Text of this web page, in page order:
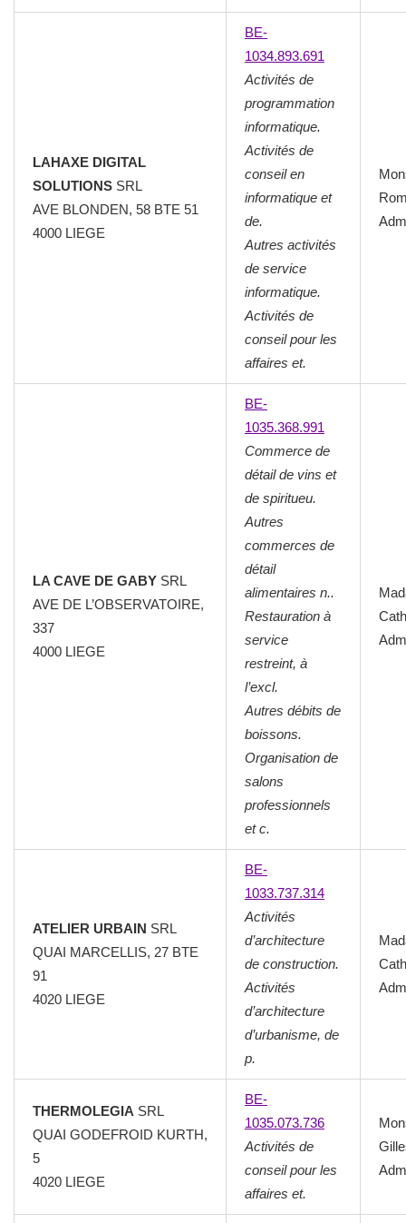
LAHAXE DIGITAL
SOLUTIONS SRL
AVE BLONDEN, 58 BTE 51
4000 LIEGE
BE-
1034.893.691
Activités de
programmation
informatique.
Activités de
conseil en
informatique et
de.
Autres activités
de service
informatique.
Activités de
conseil pour les
affaires et.
LA CAVE DE GABY SRL
AVE DE L’OBSERVATOIRE,
337
4000 LIEGE
BE-
1035.368.991
Commerce de
détail de vins et
de spiritueu.
Autres
commerces de
détail
alimentaires n..
Restauration à
service
restreint, à
l’excl.
Autres débits de
boissons.
Organisation de
salons
professionnels
et c.
ATELIER URBAIN SRL
QUAI MARCELLIS, 27 BTE
91
4020 LIEGE
BE-
1033.737.314
Activités
d’architecture
de construction.
Activités
d’architecture
d’urbanisme, de
p.
THERMOLEGIA SRL
QUAI GODEFROID KURTH,
5
4020 LIEGE
BE-
1035.073.736
Activités de
conseil pour les
affaires et.